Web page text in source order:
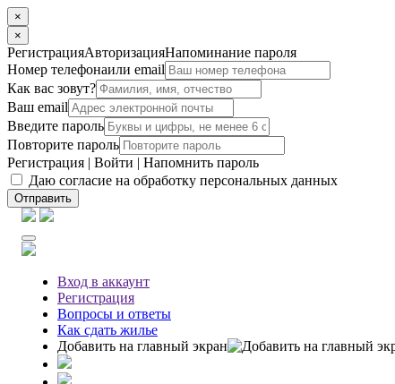
×
×
РегистрацияАвторизацияНапоминание пароля
Номер телефонаили email
Как вас зовут?
Ваш email
Введите пароль
Повторите пароль
Регистрация | Войти | Напомнить пароль
Даю согласие на обработку персональных данных
Отправить
Вход в аккаунт
Регистрация
Вопросы и ответы
Как сдать жилье
Добавить на главный экран